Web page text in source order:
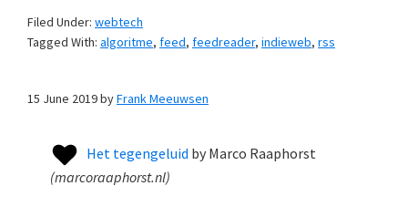
Filed Under: webtech
Tagged With: algoritme, feed, feedreader, indieweb, rss
15 June 2019byFrank Meeuwsen
Het tegengeluid by Marco Raaphorst
(marcoraaphorst.nl)